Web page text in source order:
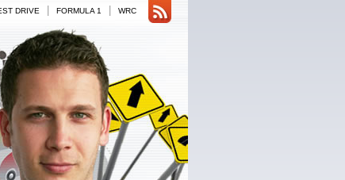
DRIVE FORMULA 1 WRC